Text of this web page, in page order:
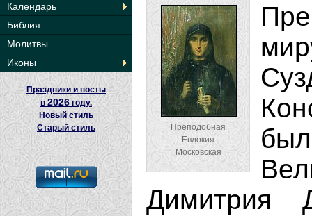
Календарь
Библия
Молитвы
Иконы
Праздники и посты
в 2026 году.
Новый стиль
Старый стиль
Преподобная
Евдокия
Московская
Димитрия